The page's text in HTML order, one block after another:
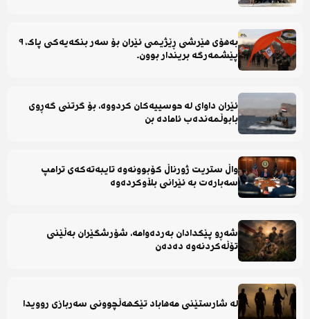
بەهۆی هێرشی ڕێژیمی ئێران بۆ سەر بنکەیەکی پاک، ٩
پێشمەرگە بریندار بوون.
ئێران داوای لە حوسییەکان کردووە، بۆ گرتنی گەڕوی
بابوڵمەندەب ئامادە بن
واڵ ستریت ژورناڵ کۆبوونەوە تایبەتەکەی ترامپ
سەبارەت بە ئێرانی بڵاوکردەوە
شەڕو پێکدادان بەردەوامە، شۆرشگێران بەڵێنی
تۆڵەکردنەوە دەدەن
لە شارستێنی مەهاباد تێکهەڵچوونی سەربازی روویدا